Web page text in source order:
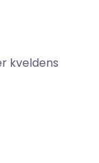
kveldens